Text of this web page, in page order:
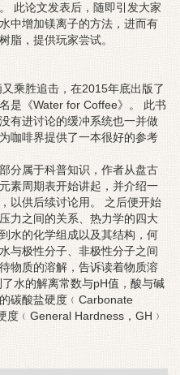
此论文发表后，随即引发大家
中增加镁离子的方法，进而有
脂，提供玩家尝试。
胜追击，在2015年底出版了
是《Water for Coffee》。 此书
有进讨论的缓冲系统也一并做
咖啡界提供了一本很好的参考
属于科普知识，作者从盘古
素周期表开始讲起，并介绍一
以供后续讨论用。 之后便开始
力之间的关系、热力学的四大
水的化学组成以及其结构，何
与极性分子、非极性分子之间
物质的溶解，告诉读着物质溶
水的解离常数与pH值，酸与碱
碳酸盐硬度﹙Carbonate
度﹙General Hardness，GH﹚